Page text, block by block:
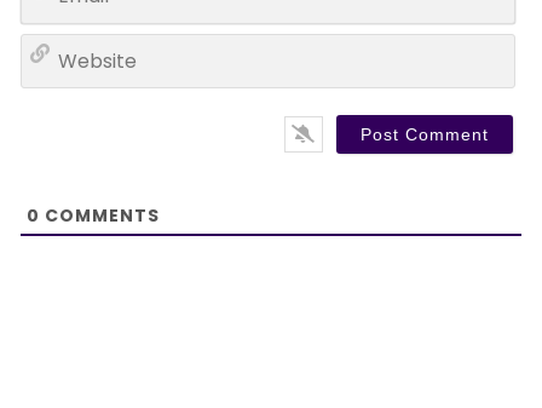
a
l
0 COMMENTS